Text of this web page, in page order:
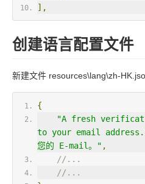
],
创建语言配置文件
新建文件 resources\lang\zh-
{
"A fresh
to your email
您的 E-mail。" ,
//...
//...